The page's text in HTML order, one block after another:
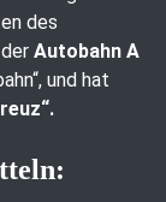
des
Autobahn A
und hat